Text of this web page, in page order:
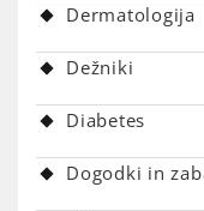
Dermatologija
Dežniki
Diabetes
Dogodki in